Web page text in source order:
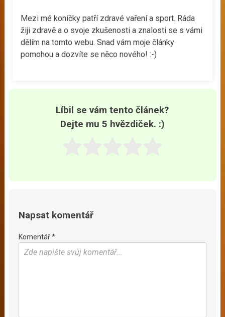
Mezi mé koníčky patří zdravé vaření a sport. Ráda
žiji zdravě a o svoje zkušenosti a znalosti se s vámi
dělím na tomto webu. Snad vám moje články
pomohou a dozvíte se něco nového! :-)
Líbil se vám tento článek?
Dejte mu 5 hvězdiček. :)
Napsat komentář
Komentář *